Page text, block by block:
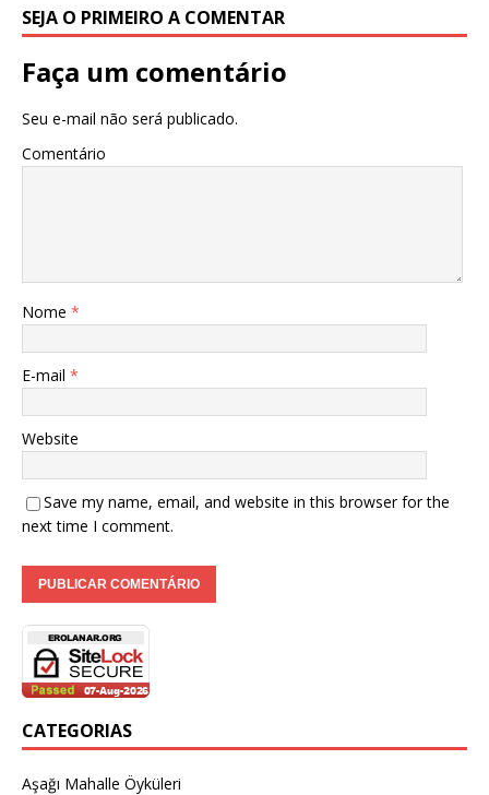
SEJA O PRIMEIRO A COMENTAR
Faça um comentário
Seu e-mail não será publicado.
Comentário
Nome *
E-mail *
Website
Save my name, email, and website in this browser for the
next time I comment.
CATEGORIAS
Aşağı Mahalle Öyküleri